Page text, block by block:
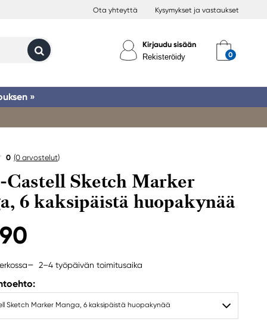
Ota yhteyttä Kysymykset ja vastaukset
Kirjaudu sisään
Rekisteröidy
»
0 (0 arvostelut)
Castell Sketch Marker
6 kaksipäistä huopakynää
2–4 työpäivän toimitusaika
Sketch Marker Manga, 6 kaksipäistä huopakynää